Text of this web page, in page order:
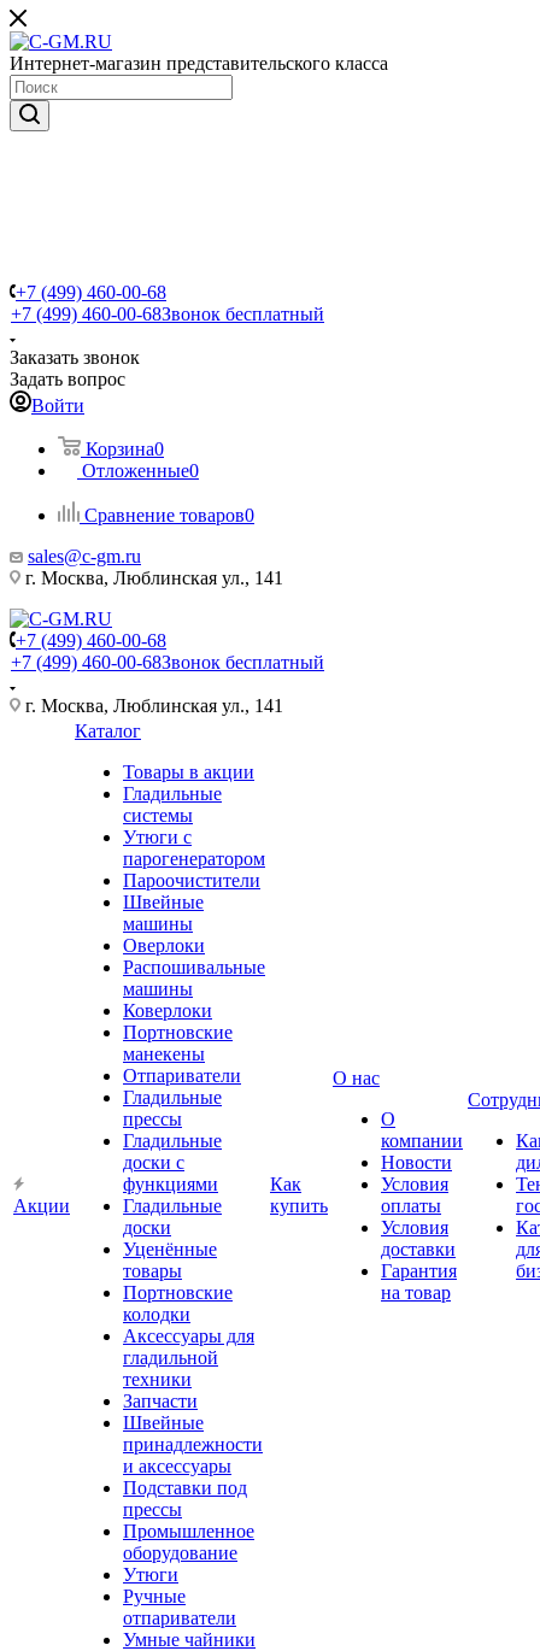
Интернет-магазин представительского класса
+7 (499) 460-00-68
+7 (499) 460-00-68Звонок бесплатный
Заказать звонок
Задать вопрос
Войти
Корзина0
Отложенные0
Сравнение товаров0
sales@c-gm.ru
г. Москва, Люблинская ул., 141
+7 (499) 460-00-68
+7 (499) 460-00-68Звонок бесплатный
г. Москва, Люблинская ул., 141
Акции
Каталог
Товары в акции
Гладильные
системы
Утюги с
парогенератором
Пароочистители
Швейные
машины
Оверлоки
Распошивальные
машины
Коверлоки
Портновские
манекены
Отпариватели
Гладильные
прессы
Гладильные
доски с
функциями
Гладильные
доски
Уценённые
товары
Портновские
колодки
Аксессуары для
гладильной
техники
Запчасти
Швейные
принадлежности
и аксессуары
Подставки под
прессы
Промышленное
оборудование
Утюги
Ручные
отпариватели
Умные чайники
Как
купить
О нас
О
компании
Новости
Условия
оплаты
Условия
доставки
Гарантия
на товар